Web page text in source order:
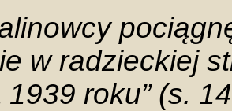
w radzieckiej
roku” (s.